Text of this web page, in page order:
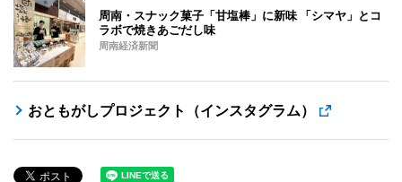
周南・スナック菓子「甘塩棒」に新味 「シマヤ」とコ
ラボで焼きあごだし味
周南経済新聞
おともがしプロジェクト（インスタグラム）